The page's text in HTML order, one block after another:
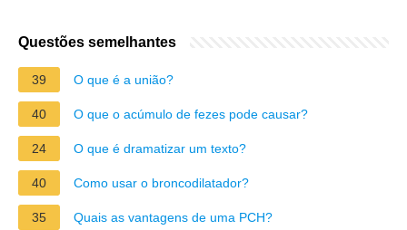
Questões semelhantes
39 O que é a união?
40 O que o acúmulo de fezes pode causar?
24 O que é dramatizar um texto?
40 Como usar o broncodilatador?
35 Quais as vantagens de uma PCH?